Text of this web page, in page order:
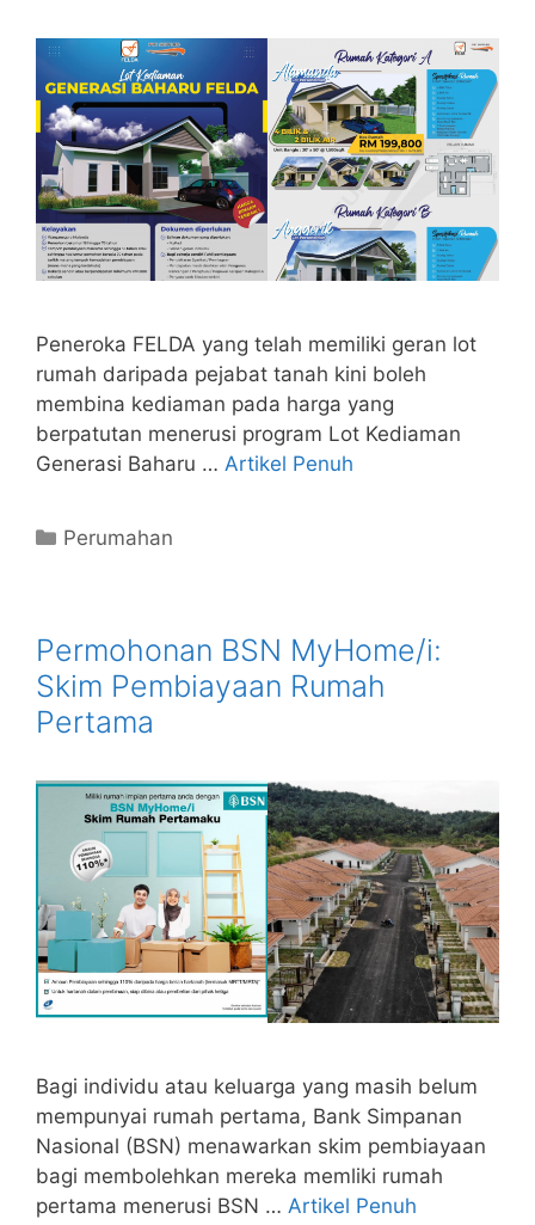
Peneroka FELDA yang telah memiliki geran lot
rumah daripada pejabat tanah kini boleh
membina kediaman pada harga yang
berpatutan menerusi program Lot Kediaman
Generasi Baharu … Artikel Penuh
Categories
Perumahan
Permohonan BSN MyHome/i:
Skim Pembiayaan Rumah
Pertama
Bagi individu atau keluarga yang masih belum
mempunyai rumah pertama, Bank Simpanan
Nasional (BSN) menawarkan skim pembiayaan
bagi membolehkan mereka memliki rumah
pertama menerusi BSN … Artikel Penuh